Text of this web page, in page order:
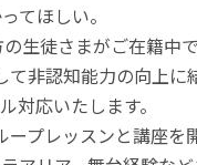
てほしい。
生徒さまがご在籍中
非認知能力の向上に
対応いたします。
プレッスンと講座を